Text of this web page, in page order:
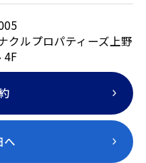
クルプロパティーズ上野
4F
へ